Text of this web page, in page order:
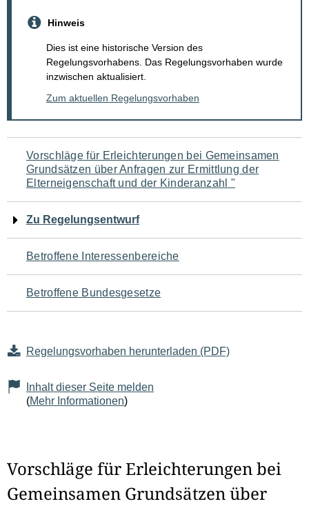
Hinweis
Dies ist eine historische Version des
Regelungsvorhabens. Das Regelungsvorhaben wurde
inzwischen aktualisiert.
Zum aktuellen Regelungsvorhaben
Navigation
für
den
Seiteninhalt
Vorschläge für Erleichterungen bei Gemeinsamen
Grundsätzen über Anfragen zur Ermittlung der
Elterneigenschaft und der Kinderanzahl "
Zu Regelungsentwurf
Betroffene Interessenbereiche
Betroffene Bundesgesetze
Regelungsvorhaben herunterladen (PDF)
Inhalt dieser Seite melden
(Mehr Informationen)
Vorschläge für Erleichterungen bei
Gemeinsamen Grundsätzen über